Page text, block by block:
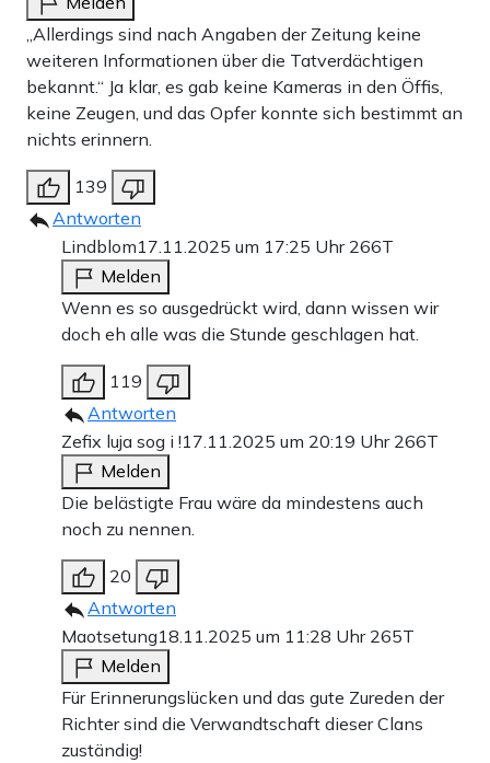
„Allerdings sind nach Angaben der Zeitung keine
weiteren Informationen über die Tatverdächtigen
bekannt.“ Ja klar, es gab keine Kameras in den Öffis,
keine Zeugen, und das Opfer konnte sich bestimmt an
nichts erinnern.
139
Antworten
Lindblom17.11.2025 um 17:25 Uhr 266T
Melden
Wenn es so ausgedrückt wird, dann wissen wir
doch eh alle was die Stunde geschlagen hat.
119
Antworten
Zefix luja sog i !17.11.2025 um 20:19 Uhr 266T
Melden
Die belästigte Frau wäre da mindestens auch
noch zu nennen.
20
Antworten
Maotsetung18.11.2025 um 11:28 Uhr 265T
Melden
Für Erinnerungslücken und das gute Zureden der
Richter sind die Verwandtschaft dieser Clans
zuständig!